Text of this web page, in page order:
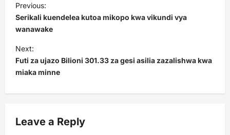
o
s
t
n
a
v
g
Previous:
Serikali kuendelea kutoa mikopo kwa vikundi vya
wanawake
Next:
Futi za ujazo Bilioni 301.33 za gesi asilia zazalishwa kwa
miaka minne
Leave a Reply